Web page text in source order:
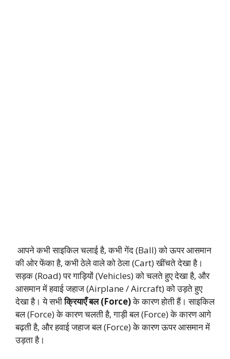
आपने कभी साइकिल चलाई है, कभी गेंद (Ball) को ऊपर आसमान
की ओर फेंका है, कभी ठेले वाले को ठेला (Cart) खींचते देखा है।
सड़क (Road) पर गाड़ियों (Vehicles) को चलते हुए देखा है, और
आसमान में हवाई जहाज (Airplane / Aircraft) को उड़ते हुए
देखा है। ये सभीक्रियाएँ बल (Force)के कारण होती हैं। साइकिल
बल (Force) के कारण चलती है, गाड़ी बल (Force) के कारण आगे
बढ़ती है, और हवाई जहाज बल (Force) के कारण ऊपर आसमान में
उड़ता है।